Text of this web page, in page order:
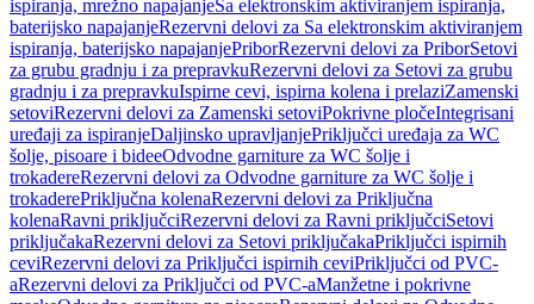
ispiranja, mrežno napajanjeSa elektronskim aktiviranjem ispiranja,
baterijsko napajanjeRezervni delovi za Sa elektronskim aktiviranjem
ispiranja, baterijsko napajanjePriborRezervni delovi za PriborSetovi
za grubu gradnju i za prepravkuRezervni delovi za Setovi za grubu
gradnju i za prepravkuIspirne cevi, ispirna kolena i prelaziZamenski
setoviRezervni delovi za Zamenski setoviPokrivne pločeIntegrisani
uređaji za ispiranjeDaljinsko upravljanjePriključci uređaja za WC
šolje, pisoare i bideeOdvodne garniture za WC šolje i
trokadereRezervni delovi za Odvodne garniture za WC šolje i
trokaderePriključna kolenaRezervni delovi za Priključna
kolenaRavni priključciRezervni delovi za Ravni priključciSetovi
priključakaRezervni delovi za Setovi priključakaPriključci ispirnih
ceviRezervni delovi za Priključci ispirnih ceviPriključci od PVC-
aRezervni delovi za Priključci od PVC-aManžetne i pokrivne